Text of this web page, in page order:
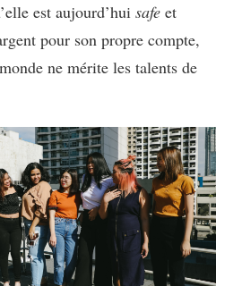
est aujourd’hui safe et
pour son propre compte,
ne mérite les talents de